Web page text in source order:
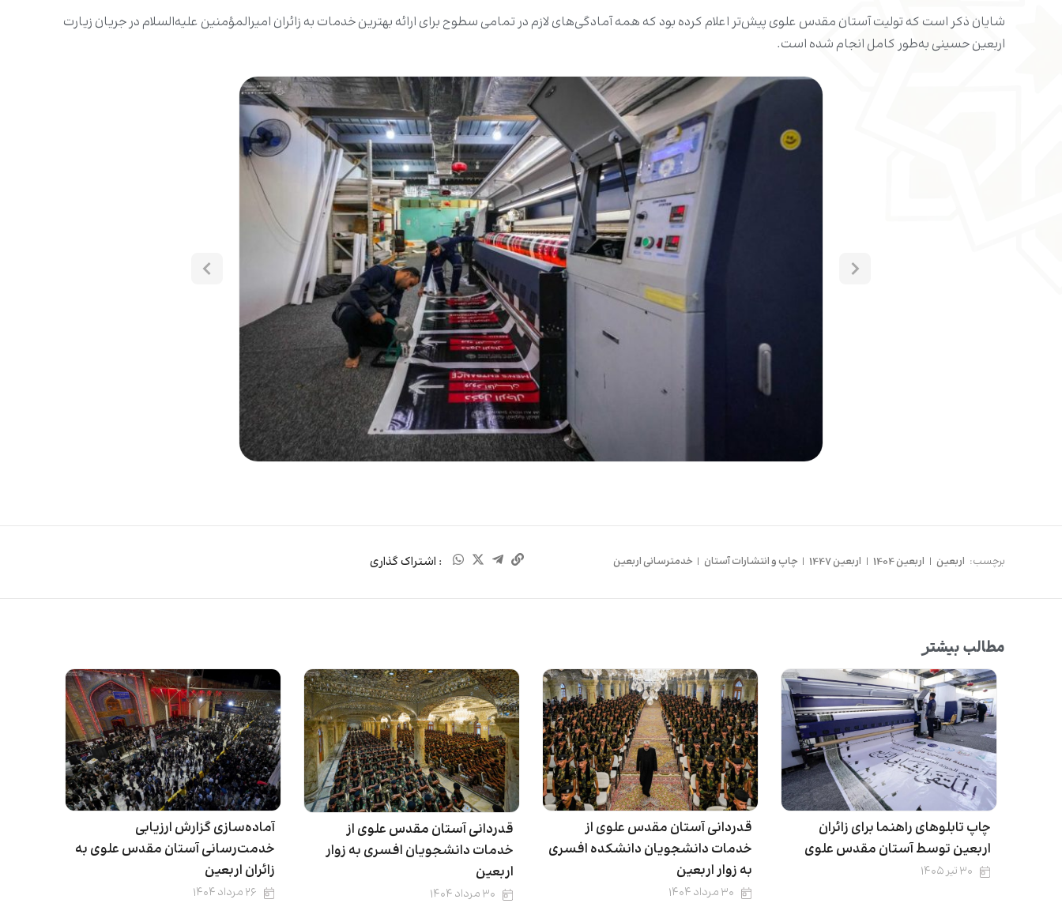
شایان ذکر است که تولیت آستان مقدس علوی پیش‌تر اعلام کرده بود که همه آمادگی‌های لازم در تمامی سطوح برای ارائه بهترین خدمات به زائران امیرالمؤمنین علیه‌السلام در جریان زیارت
اربعین حسینی به‌طور کامل انجام شده است.
برچسب: اربعین | اربعین 1404 | اربعین 1447 | چاپ و انتشارات آستان | خدمترسانی اربعین : اشتراک گذاری
مطالب بیشتر
چاپ تابلوهای راهنما برای زائران
اربعین توسط آستان مقدس علوی
۳۰ تیر ۱۴۰۵
قدردانی آستان مقدس علوی از
خدمات دانشجویان دانشکده افسری
به زوار اربعین
۳۰ مرداد ۱۴۰۴
قدردانی آستان مقدس علوی از
خدمات دانشجویان افسری به زوار
اربعین
۳۰ مرداد ۱۴۰۴
آماده‌سازی گزارش ارزیابی
خدمت‌رسانی آستان مقدس علوی به
زائران اربعین
۲۶ مرداد ۱۴۰۴